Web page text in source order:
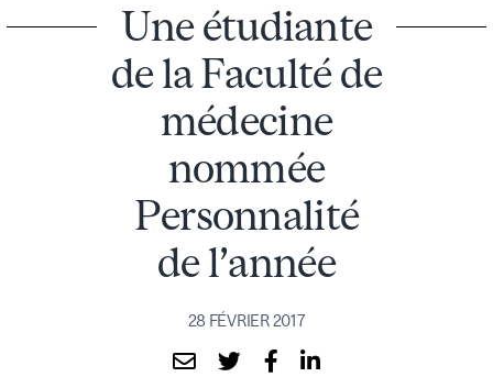
Une étudiante
de la Faculté de
médecine
nommée
Personnalité
de l’année
28 FÉVRIER 2017